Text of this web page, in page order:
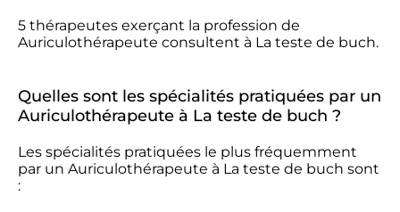
5 thérapeutes exerçant la profession de
Auriculothérapeute consultent à La teste de buch.
Quelles sont les spécialités pratiquées par un
Auriculothérapeute à La teste de buch ?
Les spécialités pratiquées le plus fréquemment
par un Auriculothérapeute à La teste de buch sont
: